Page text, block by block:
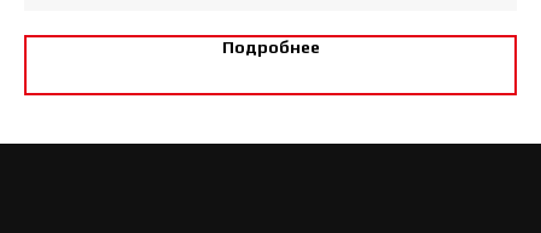
Подробнее